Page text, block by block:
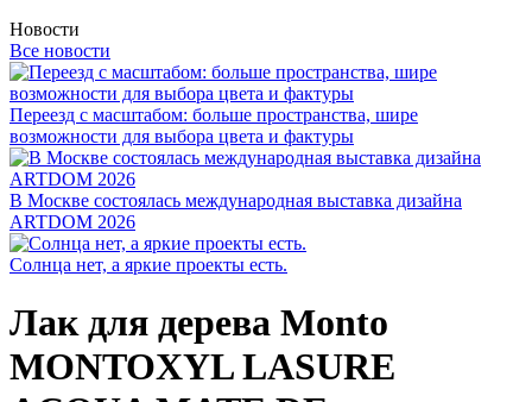
Новости
Все новости
Переезд с масштабом: больше пространства, шире
возможности для выбора цвета и фактуры
В Москве состоялась международная выставка дизайна
ARTDOM 2026
Солнца нет, а яркие проекты есть.
Лак для дерева Monto
MONTOXYL LASURE